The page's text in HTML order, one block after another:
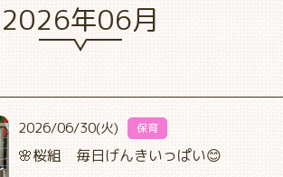
2026年06月
2026/06/30(火) 保育
🌸桜組 毎日げんきいっぱい😊